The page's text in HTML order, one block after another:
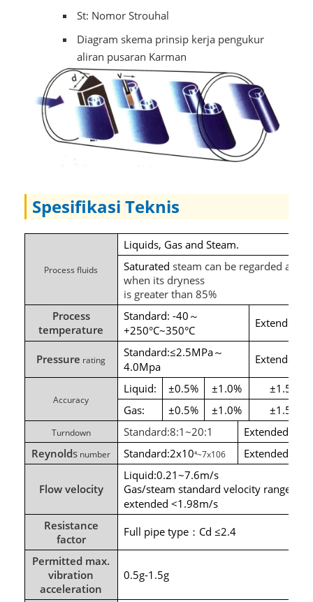
St: Nomor Strouhal
Diagram skema prinsip kerja pengukur
aliran pusaran Karman
Spesifikasi Teknis
Process fluids
Liquids, Gas and Steam.
Saturated steam can be regarded as
when its dryness
is greater than 85%
Process
temperature
Standard: -40 ～
+250°C~350°C
Pressure rating
Standard:≤2.5MPa～
4.0Mpa
Accuracy
Liquid: ±0.5% ±1.0%
±1.5%
Gas:
±0.5% ±1.0% ±1.5%
Turndown Standard:8:1~20:1
Reynolds number Standard:2x10⁴~7x106
Flow velocity
Liquid:0.21~7.6m/s
Gas/steam standard velocity range
extended <1.98m/s
Resistance
factor
Full pipe type： Cd ≤2.4
Permitted max.
vibration
acceleration
0.5g-1.5g